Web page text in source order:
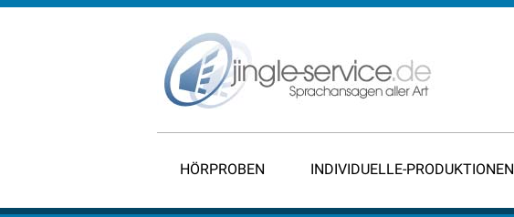
HÖRPROBEN INDIVIDUELLE-PRODUKTIONEN